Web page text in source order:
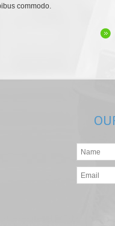
commodo.